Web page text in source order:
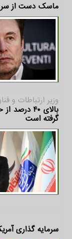
ماسک دست از سر
وزیر ارتباطات و
بالای ۴۰
گرفته است
سرمایه گذاری